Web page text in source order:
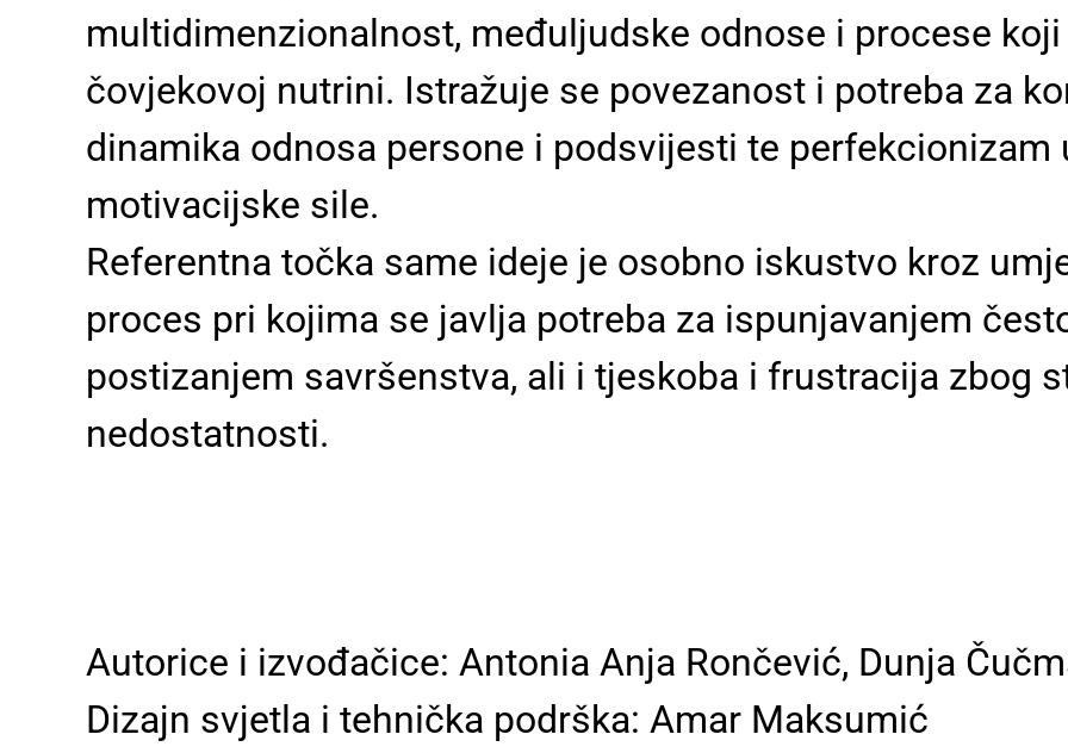
multidimenzionalnost, međuljudske odnose i procese
čovjekovoj nutrini. Istražuje se povezanost i potreba za
dinamika odnosa persone i podsvijesti te perfekcionizam
motivacijske sile.
Referentna točka same ideje je osobno iskustvo kroz
proces pri kojima se javlja potreba za ispunjavanjem
postizanjem savršenstva, ali i tjeskoba i frustracija zbog
nedostatnosti.
Autorice i izvođačice: Antonia Anja Rončević, Dunja
Dizajn svjetla i tehnička podrška: Amar Maksumić